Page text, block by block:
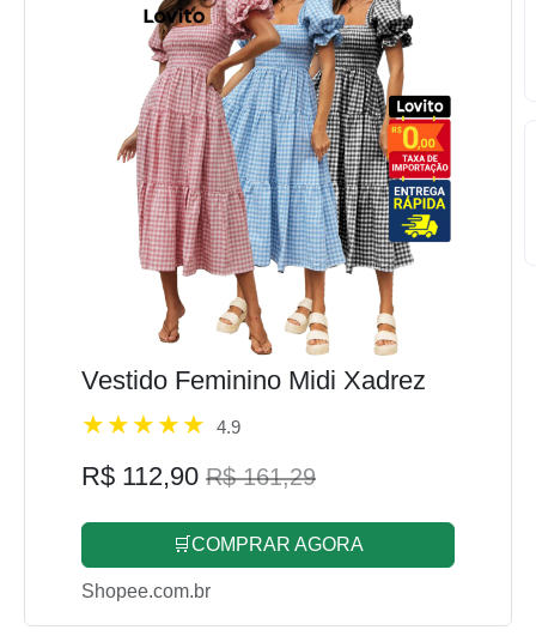
Vestido Feminino Midi Xadrez
4.9
R$ 112,90 R$ 161,29
🛒COMPRAR AGORA
Shopee.com.br